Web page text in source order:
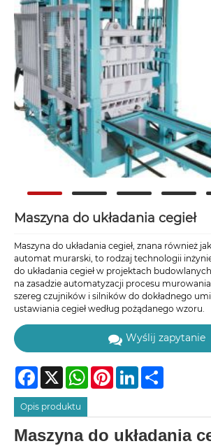
Maszyna do układania cegieł
Maszyna do układania cegieł, znana również
automat murarski, to rodzaj technologii
do układania cegieł w projektach
na zasadzie automatyzacji procesu
szereg czujników i silników do dokładnego
ustawiania cegieł według pożądanego wzoru.
Wyślij zapytanie
Facebook
X WhatsAppPinterestLinkedIn
Opis produktu
Maszyna do układania